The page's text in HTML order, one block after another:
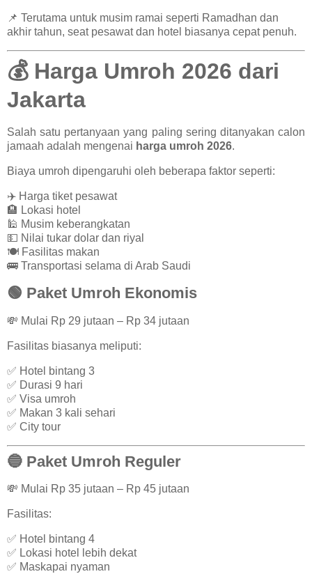
📌 Terutama untuk musim ramai seperti Ramadhan dan
akhir tahun, seat pesawat dan hotel biasanya cepat penuh.
💰 Harga Umroh 2026 dari
Jakarta
Salah satu pertanyaan yang paling sering ditanyakan calon
jamaah adalah mengenai harga umroh 2026.
Biaya umroh dipengaruhi oleh beberapa faktor seperti:
✈️ Harga tiket pesawat
🏨 Lokasi hotel
🕌 Musim keberangkatan
💵 Nilai tukar dolar dan riyal
🍽️ Fasilitas makan
🚌 Transportasi selama di Arab Saudi
🟢 Paket Umroh Ekonomis
💸 Mulai Rp 29 jutaan – Rp 34 jutaan
Fasilitas biasanya meliputi:
✅ Hotel bintang 3
✅ Durasi 9 hari
✅ Visa umroh
✅ Makan 3 kali sehari
✅ City tour
🔵 Paket Umroh Reguler
💸 Mulai Rp 35 jutaan – Rp 45 jutaan
Fasilitas:
✅ Hotel bintang 4
✅ Lokasi hotel lebih dekat
✅ Maskapai nyaman